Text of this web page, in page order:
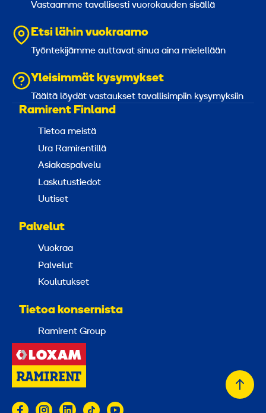
Vastaamme tavallisesti vuorokauden sisällä
Etsi lähin vuokraamo
Työntekijämme auttavat sinua aina mielellään
Yleisimmät kysymykset
Täältä löydät vastaukset tavallisimpiin kysymyksiin
Ramirent Finland
Tietoa meistä
Ura Ramirentillä
Asiakaspalvelu
Laskutustiedot
Uutiset
Palvelut
Vuokraa
Palvelut
Koulutukset
Tietoa konsernista
Ramirent Group